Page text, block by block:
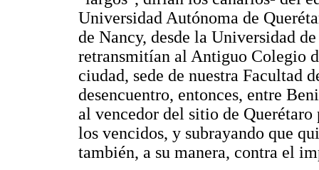
Universidad Autónoma de
de Nancy, desde la Universidad
retransmitían al Antiguo Colegio
ciudad, sede de nuestra Facultad
desencuentro, entonces, entre
al vencedor del sitio de
los vencidos, y subrayando que
también, a su manera, contra el